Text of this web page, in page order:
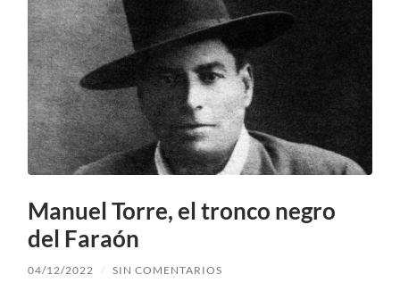
Manuel Torre, el tronco negro
del Faraón
04/12/2022 / SIN COMENTARIOS